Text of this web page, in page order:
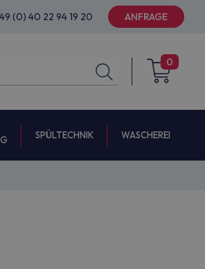
(0) 40 22 94 19 20 ANFRAGE
0
SPÜLTECHNIK WASCHEREI